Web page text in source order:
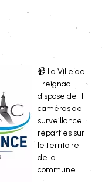
📹 La Ville de
Treignac
dispose de 11
caméras de
surveillance
réparties sur
le territoire
de la
commune.